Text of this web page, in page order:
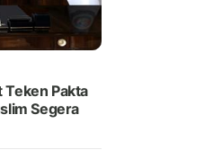
Pakta
Segera